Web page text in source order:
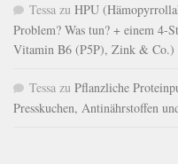
Tessa zu HPU
Problem? Was tun? + einem 4-
Vitamin B6 (P5P), Zink & Co.)
Tessa zu Pflanzliche
Presskuchen, Antinährstoffen